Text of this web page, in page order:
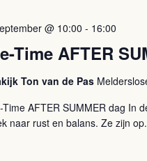
Time AFTER
@ 10:00 - 16:00
Ton van de Pas
Time AFTER SUMMER dag In
naar rust en balans. Ze zijn